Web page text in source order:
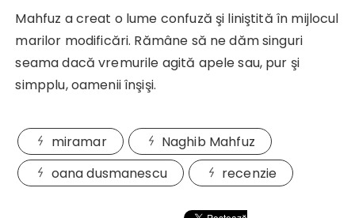
Mahfuz a creat o lume confuză şi liniştită în mijlocul
marilor modificări. Rămâne să ne dăm singuri
seama dacă vremurile agită apele sau, pur şi
simpplu, oamenii înşişi.
miramar
Naghib Mahfuz
oana dusmanescu
recenzie